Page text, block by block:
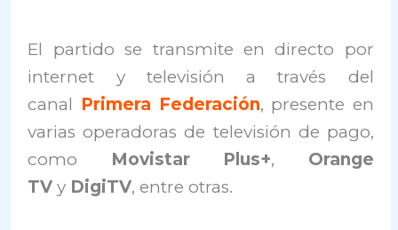
El partido se transmite en directo por
internet y televisión a través del
canal Primera Federación, presente en
varias operadoras de televisión de pago,
como Movistar Plus+, Orange
TV y DigiTV, entre otras.